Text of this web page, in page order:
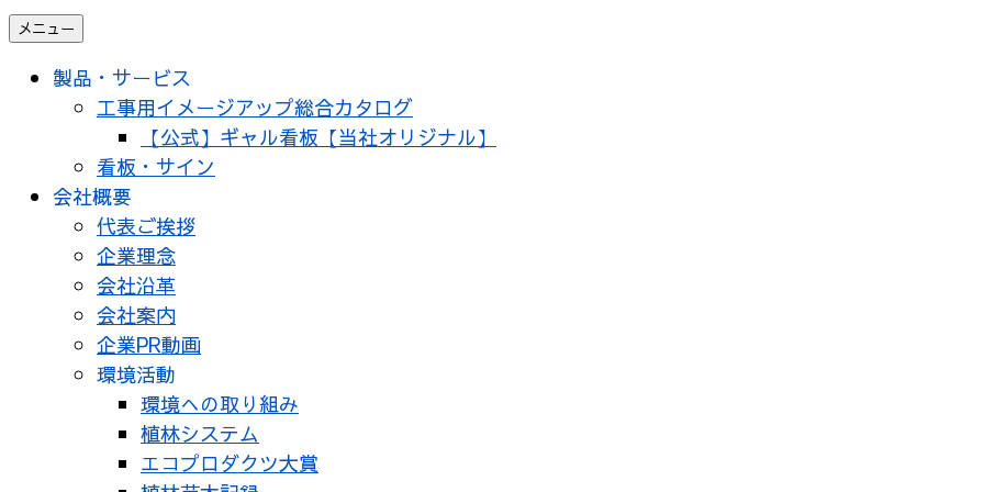
メニュー
製品・サービス
工事用イメージアップ総合カタログ
【公式】ギャル看板【当社オリジナル】
看板・サイン
会社概要
代表ご挨拶
企業理念
会社沿革
会社案内
企業PR動画
環境活動
環境への取り組み
植林システム
エコプロダクツ大賞